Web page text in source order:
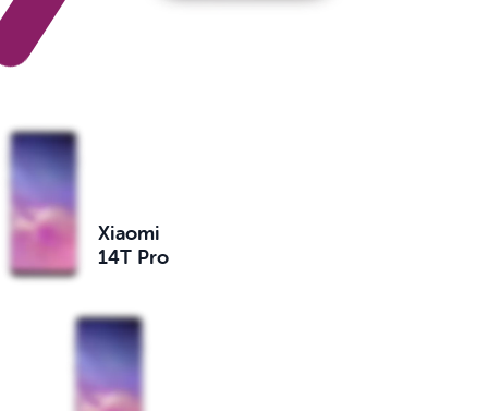
Xiaomi
14T Pro